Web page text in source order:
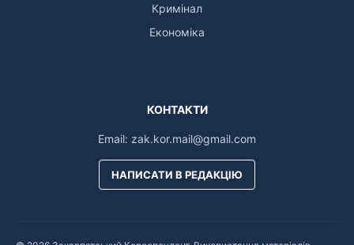
Кримінал
Економіка
КОНТАКТИ
Email: zak.kor.mail@gmail.com
НАПИСАТИ В РЕДАКЦІЮ